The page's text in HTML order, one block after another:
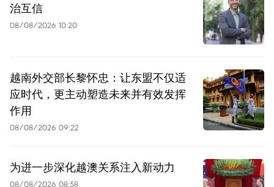
治互信
08/08/2026 10:20
越南外交部长黎怀忠：让东盟不仅适
应时代，更主动塑造未来并有效发挥
作用
08/08/2026 09:22
为进一步深化越澳关系注入新动力
08/08/2026 08:58